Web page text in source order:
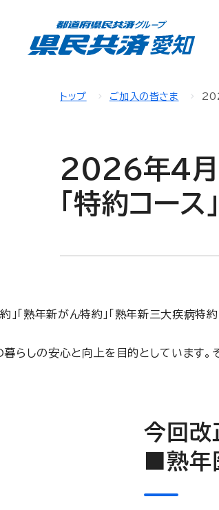
トップ ご加入の皆さま
2026年4月
「特約コー
熟年新がん特約」「熟年新三大疾病特
らしの安心と向上を目的としています
今回改
■熟年